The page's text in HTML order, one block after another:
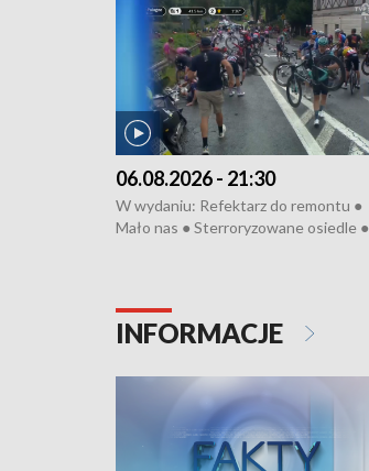
06.08.2026 - 21:30
W wydaniu: Refektarz do remontu ●
Mało nas ● Sterroryzowane osiedle ●
Pologne
INFORMACJE